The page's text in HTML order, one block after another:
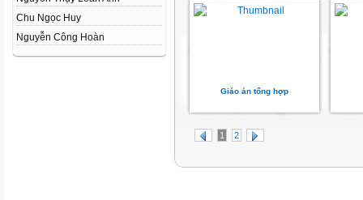
Chu Ngọc Huy
Nguyễn Công Hoàn
Giáo án tổng hợp
1 2